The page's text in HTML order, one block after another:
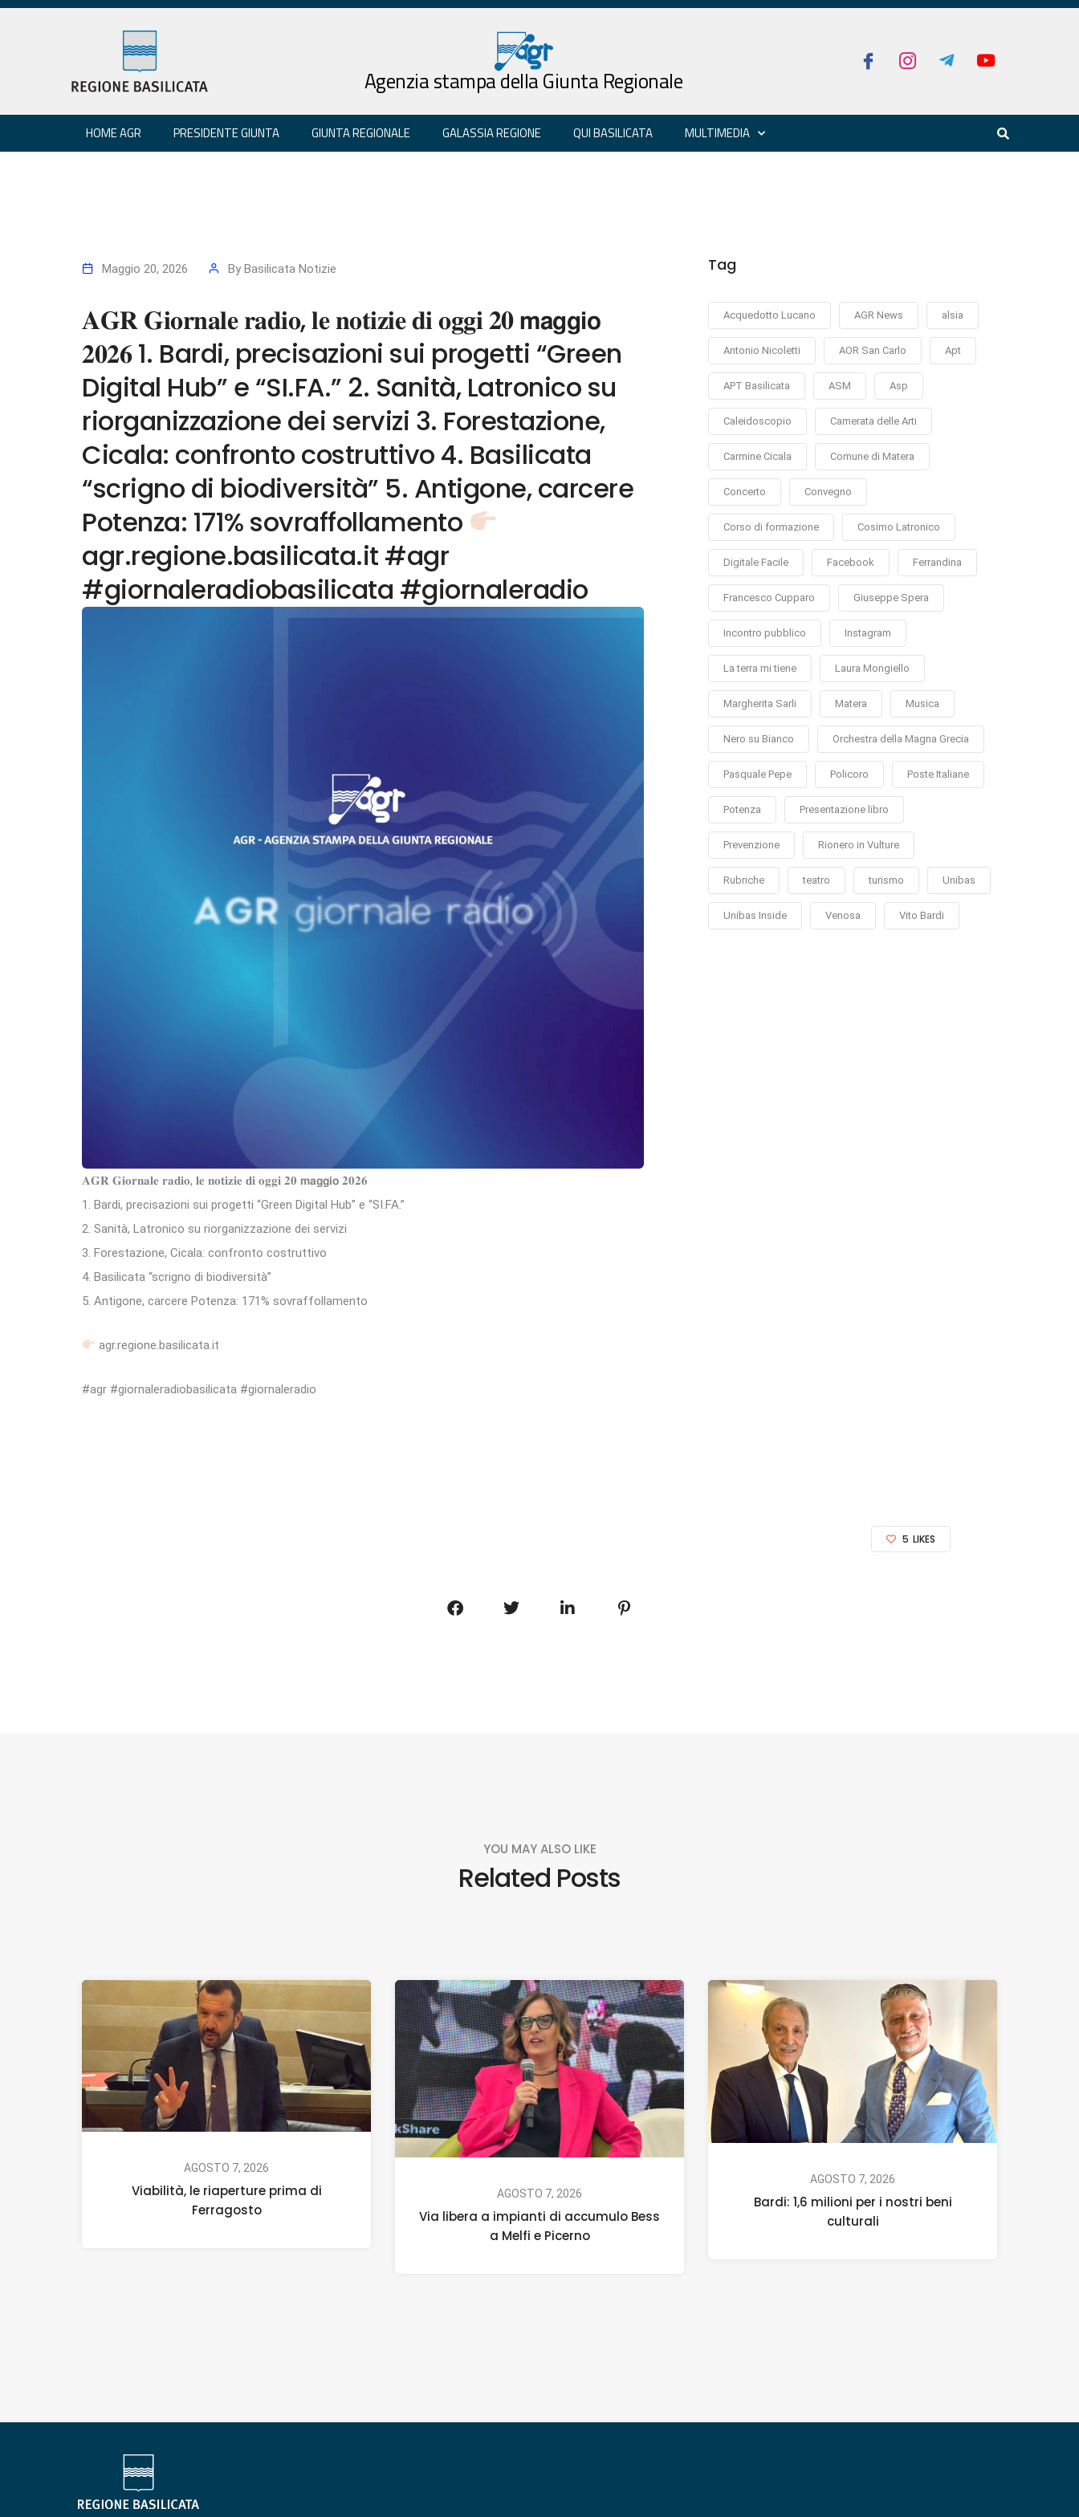
Agenzia stampa della Giunta Regionale
HOME AGR PRESIDENTE GIUNTA GIUNTA REGIONALE GALASSIA REGIONE QUI BASILICATA MULTIMEDIA
Maggio 20, 2026 By Basilicata Notizie
𝐀𝐆𝐑 𝐆𝐢𝐨𝐫𝐧𝐚𝐥𝐞 𝐫𝐚𝐝𝐢𝐨, 𝐥𝐞 𝐧𝐨𝐭𝐢𝐳𝐢𝐞 𝐝𝐢 𝐨𝐠𝐠𝐢 𝟐𝟎 𝗺𝗮𝗴𝗴𝗶𝗼
𝟐𝟎𝟐𝟔 1. Bardi, precisazioni sui progetti “Green
Digital Hub” e “SI.FA.” 2. Sanità, Latronico su
riorganizzazione dei servizi 3. Forestazione,
Cicala: confronto costruttivo 4. Basilicata
“scrigno di biodiversità” 5. Antigone, carcere
Potenza: 171% sovraffollamento
agr.regione.basilicata.it #agr
#giornaleradiobasilicata #giornaleradio
𝐀𝐆𝐑 𝐆𝐢𝐨𝐫𝐧𝐚𝐥𝐞 𝐫𝐚𝐝𝐢𝐨, 𝐥𝐞 𝐧𝐨𝐭𝐢𝐳𝐢𝐞 𝐝𝐢 𝐨𝐠𝐠𝐢 𝟐𝟎 𝗺𝗮𝗴𝗴𝗶𝗼 𝟐𝟎𝟐𝟔
1. Bardi, precisazioni sui progetti “Green Digital Hub” e “SI.FA.”
2. Sanità, Latronico su riorganizzazione dei servizi
3. Forestazione, Cicala: confronto costruttivo
4. Basilicata “scrigno di biodiversità”
5. Antigone, carcere Potenza: 171% sovraffollamento
agr.regione.basilicata.it
#agr #giornaleradiobasilicata #giornaleradio
Tag
Acquedotto Lucano AGR News alsia
Antonio Nicoletti AOR San Carlo Apt
APT Basilicata ASM Asp
Caleidoscopio Camerata delle Arti
Carmine Cicala Comune di Matera
Concerto Convegno
Corso di formazione Cosimo Latronico
Digitale Facile Facebook Ferrandina
Francesco Cupparo Giuseppe Spera
Incontro pubblico Instagram
La terra mi tiene Laura Mongiello
Margherita Sarli Matera Musica
Nero su Bianco Orchestra della Magna Grecia
Pasquale Pepe Policoro Poste Italiane
Potenza Presentazione libro
Prevenzione Rionero in Vulture
Rubriche teatro turismo Unibas
Unibas Inside Venosa Vito Bardi
5 LIKES
YOU MAY ALSO LIKE
Related Posts
AGOSTO 7, 2026
Viabilità, le riaperture prima di
Ferragosto
AGOSTO 7, 2026
Via libera a impianti di accumulo Bess
a Melfi e Picerno
AGOSTO 7, 2026
Bardi: 1,6 milioni per i nostri beni
culturali